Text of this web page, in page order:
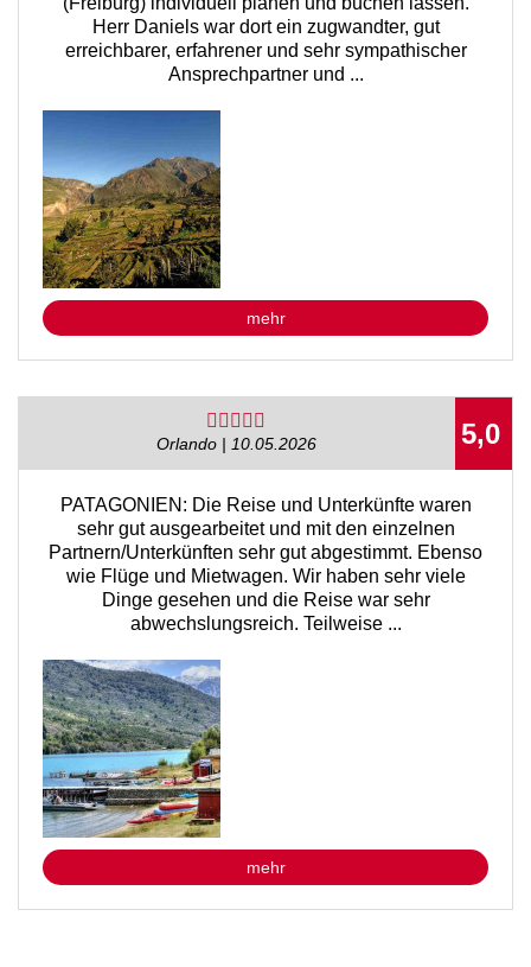
Herr Daniels war dort ein zugwandter, gut
erreichbarer, erfahrener und sehr sympathischer
Ansprechpartner und ...
mehr
5,0
Orlando | 10.05.2026
PATAGONIEN: Die Reise und Unterkünfte waren
sehr gut ausgearbeitet und mit den einzelnen
Partnern/Unterkünften sehr gut abgestimmt. Ebenso
wie Flüge und Mietwagen. Wir haben sehr viele
Dinge gesehen und die Reise war sehr
abwechslungsreich. Teilweise ...
mehr